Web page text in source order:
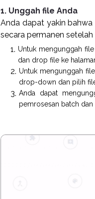
1. Unggah file Anda
Anda dapat yakin bahwa
secara permanen setelah
Untuk mengunggah
dan drop file ke
Untuk mengunggah
drop-down dan pilih
Anda dapat
pemrosesan batch